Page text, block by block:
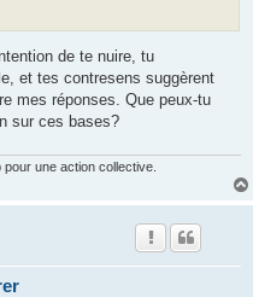
de te nuire, tu
et tes contresens suggèrent
mes réponses. Que peux-tu
sur ces bases?
une action collective.